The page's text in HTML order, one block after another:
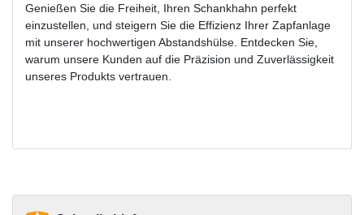
Genießen Sie die Freiheit, Ihren Schankhahn perfekt
einzustellen, und steigern Sie die Effizienz Ihrer Zapfanlage
mit unserer hochwertigen Abstandshülse. Entdecken Sie,
warum unsere Kunden auf die Präzision und Zuverlässigkeit
unseres Produkts vertrauen.